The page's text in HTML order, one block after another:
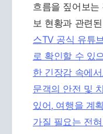
흐름을 짚어보
보 현황과 관련
스TV 공식 유튜
로 확인할 수 있
한 긴장감 속에
문객의 안전 및
있어, 여행을 계
가질 필요는 전